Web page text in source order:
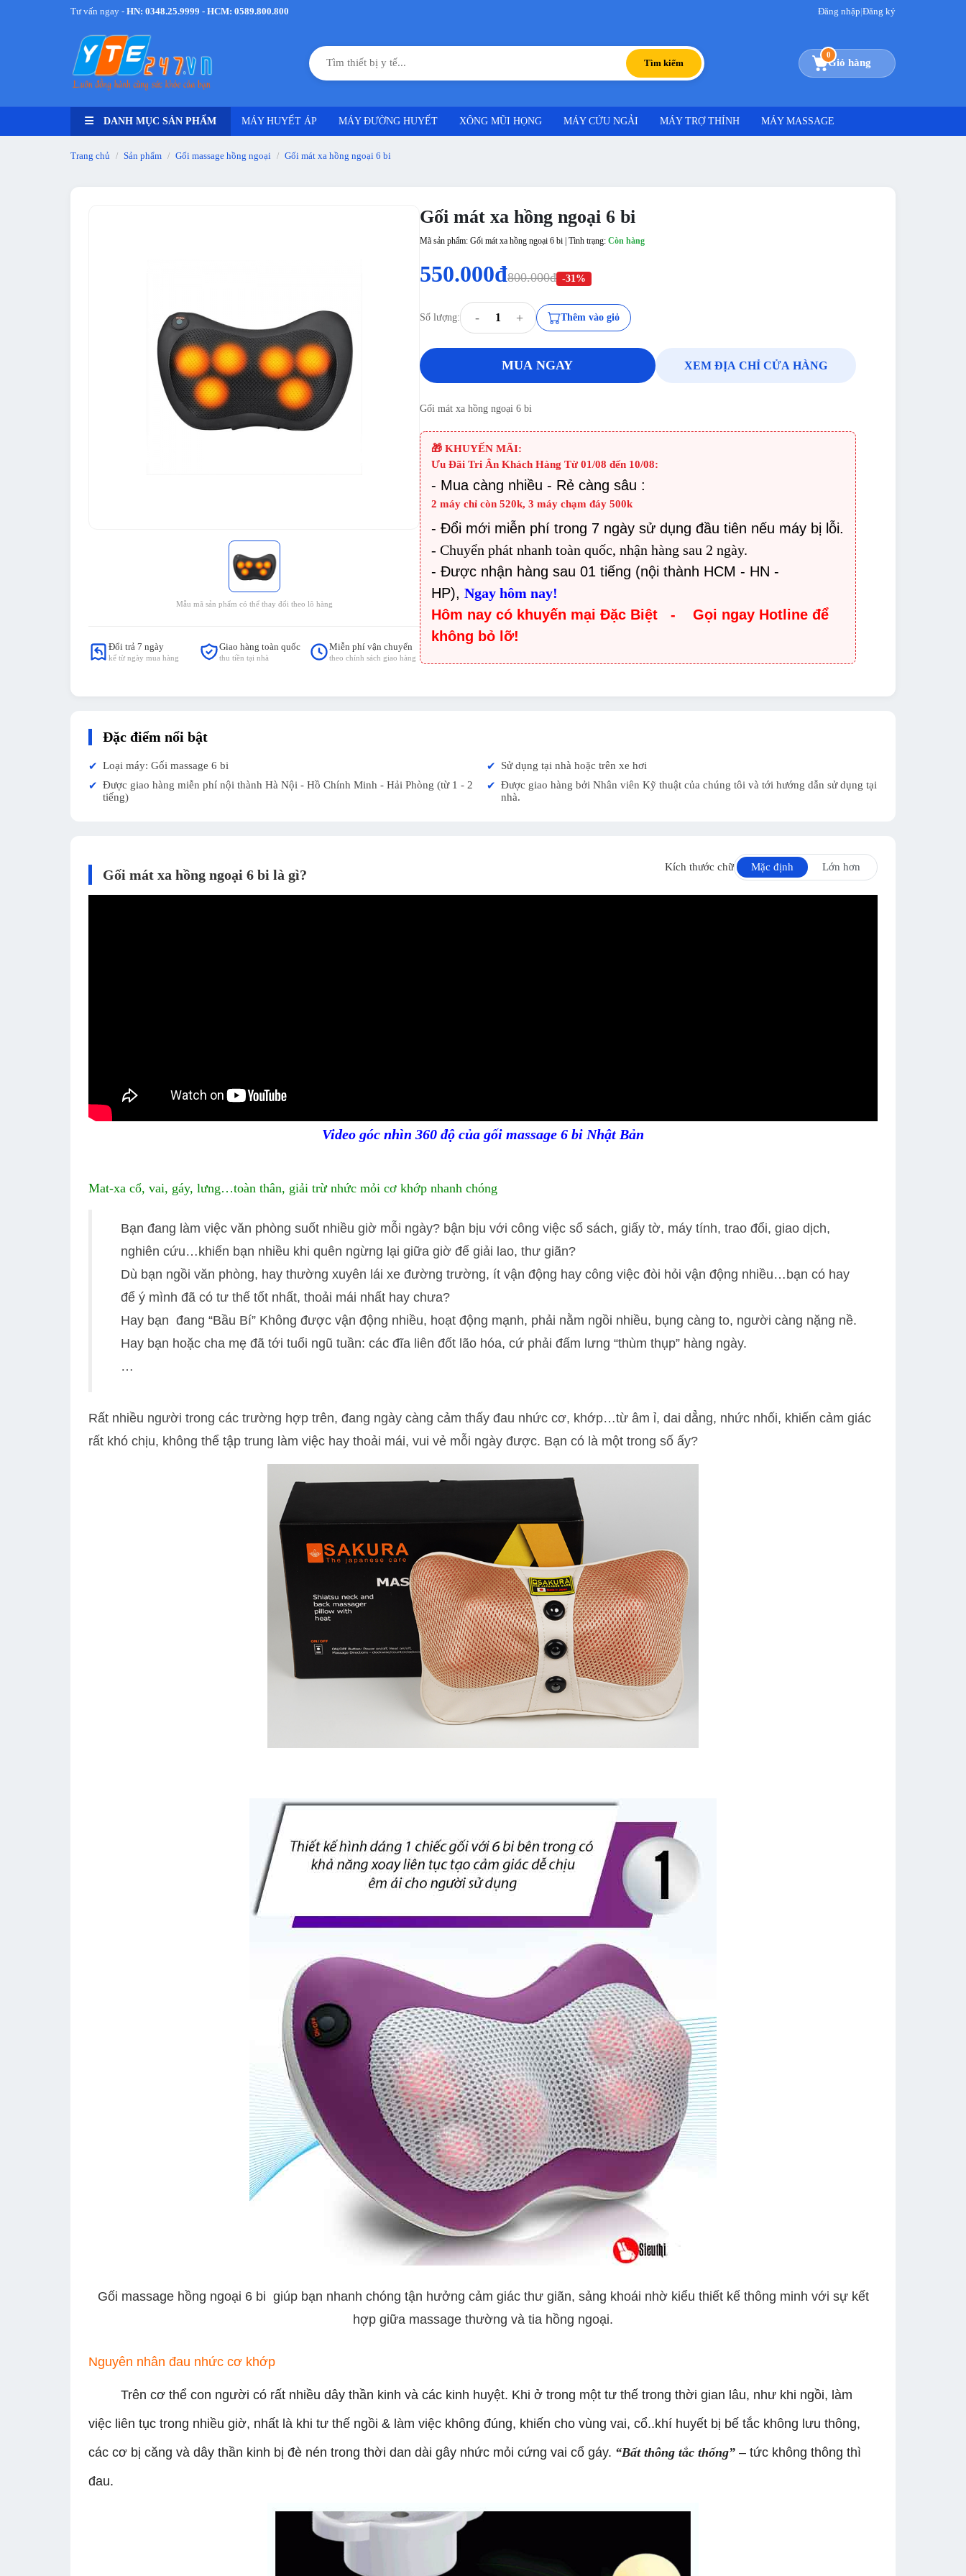
Tư vấn ngay - HN: 0348.25.9999 - HCM: 0589.800.800 Đăng nhập|Đăng ký
Tìm kiếm
0
Giỏ hàng
DANH MỤC SẢN PHẨM MÁY HUYẾT ÁP MÁY ĐƯỜNG HUYẾT XÔNG MŨI HỌNG MÁY CỨU NGẢI MÁY TRỢ THÍNH MÁY MASSAGE
Trang chủ / Sản phẩm / Gối massage hồng ngoại / Gối mát xa hồng ngoại 6 bi
Mẫu mã sản phẩm có thể thay đổi theo lô hàng
Đổi trả 7 ngày
kể từ ngày mua hàng
Giao hàng toàn quốc
thu tiền tại nhà
Miễn phí vận chuyển
theo chính sách giao hàng
Gối mát xa hồng ngoại 6 bi
Mã sản phẩm: Gối mát xa hồng ngoại 6 bi | Tình trạng:Còn hàng
550.000đ800.000đ -31%
Số lượng: - + Thêm vào giỏ
MUA NGAY XEM ĐỊA CHỈ CỬA HÀNG
Gối mát xa hồng ngoại 6 bi
🎁 KHUYẾN MÃI:
Ưu Đãi Tri Ân Khách Hàng Từ 01/08 đến 10/08:
- Mua càng nhiều - Rẻ càng sâu :
2 máy chỉ còn 520k, 3 máy chạm đáy 500k
- Đổi mới miễn phí trong 7 ngày sử dụng đầu tiên nếu máy bị lỗi.
- Chuyển phát nhanh toàn quốc, nhận hàng sau 2 ngày.
- Được nhận hàng sau 01 tiếng (nội thành HCM - HN -
HP),Ngay hôm nay!
Hôm nay có khuyến mại Đặc Biệt - Gọi ngay Hotline để
không bỏ lỡ!
Đặc điểm nổi bật
✔ Loại máy: Gối massage 6 bi ✔
Sử dụng tại nhà hoặc trên xe hơi
✔ Được giao hàng miễn phí nội thành Hà Nội - Hồ Chính Minh - Hải Phòng (từ 1 - 2
tiếng)
✔ Được giao hàng bởi Nhân viên Kỹ thuật của chúng tôi và tới hướng dẫn sử dụng tại
nhà.
Gối mát xa hồng ngoại 6 bi là gì? Kích thước chữ Mặc định Lớn hơn
Video góc nhìn 360 độ của gối massage 6 bi Nhật Bản
Mat-xa cổ, vai, gáy, lưng…toàn thân, giải trừ nhức mỏi cơ khớp nhanh chóng
Bạn đang làm việc văn phòng suốt nhiều giờ mỗi ngày? bận bịu với công việc sổ sách, giấy tờ, máy tính, trao đổi, giao dịch,
nghiên cứu…khiến bạn nhiều khi quên ngừng lại giữa giờ để giải lao, thư giãn?
Dù bạn ngồi văn phòng, hay thường xuyên lái xe đường trường, ít vận động hay công việc đòi hỏi vận động nhiều…bạn có hay
để ý mình đã có tư thế tốt nhất, thoải mái nhất hay chưa?
Hay bạn đang “Bầu Bí” Không được vận động nhiều, hoạt động mạnh, phải nằm ngồi nhiều, bụng càng to, người càng nặng nề.
Hay bạn hoặc cha mẹ đã tới tuổi ngũ tuần: các đĩa liên đốt lão hóa, cứ phải đấm lưng “thùm thụp” hàng ngày.
…
Rất nhiều người trong các trường hợp trên, đang ngày càng cảm thấy đau nhức cơ, khớp…từ âm ỉ, dai dẳng, nhức nhối, khiến cảm giác
rất khó chịu, không thể tập trung làm việc hay thoải mái, vui vẻ mỗi ngày được. Bạn có là một trong số ấy?
Gối massage hồng ngoại 6 bi giúp bạn nhanh chóng tận hưởng cảm giác thư giãn, sảng khoái nhờ kiểu thiết kế thông minh với sự kết
hợp giữa massage thường và tia hồng ngoại.
Nguyên nhân đau nhức cơ khớp
Trên cơ thể con người có rất nhiều dây thần kinh và các kinh huyệt. Khi ở trong một tư thế trong thời gian lâu, như khi ngồi, làm
việc liên tục trong nhiều giờ, nhất là khi tư thế ngồi & làm việc không đúng, khiến cho vùng vai, cổ..khí huyết bị bế tắc không lưu thông,
các cơ bị căng và dây thần kinh bị đè nén trong thời dan dài gây nhức mỏi cứng vai cổ gáy. “Bất thông tắc thống” – tức không thông thì
đau.